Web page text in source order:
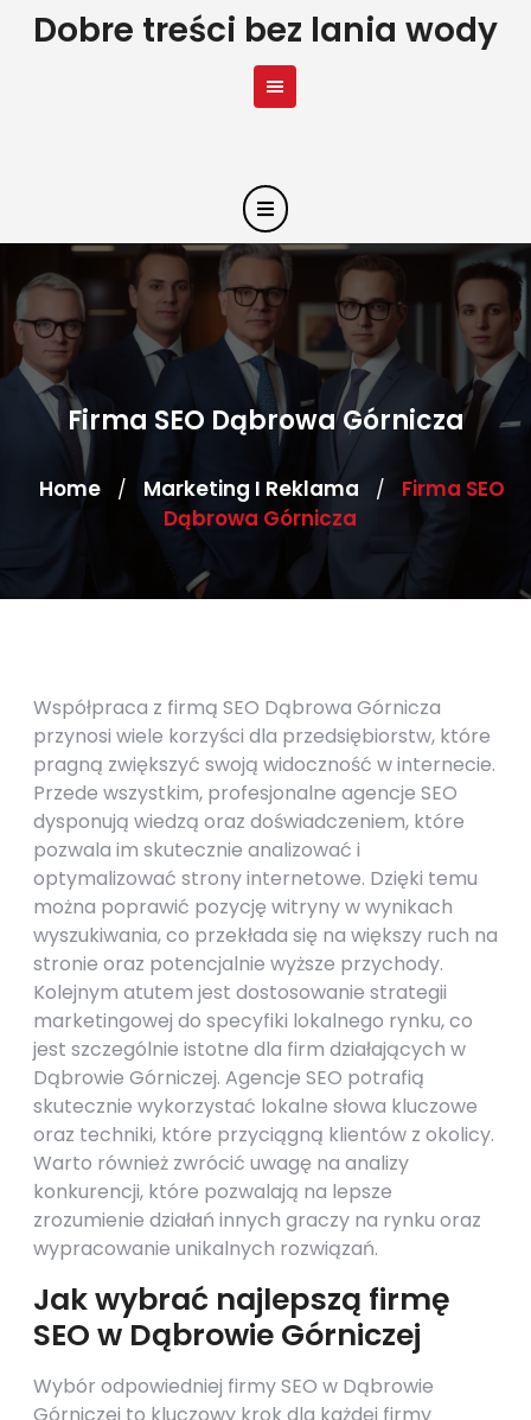
SkipDobre treści bez lania wody
Firma SEO Dąbrowa Górnicza
Home / Marketing I Reklama /
Firma SEO
Dąbrowa Górnicza
Współpraca z firmą SEO Dąbrowa Górnicza
przynosi wiele korzyści dla przedsiębiorstw, które
pragną zwiększyć swoją widoczność w internecie.
Przede wszystkim, profesjonalne agencje SEO
dysponują wiedzą oraz doświadczeniem, które
pozwala im skutecznie analizować i
optymalizować strony internetowe. Dzięki temu
można poprawić pozycję witryny w wynikach
wyszukiwania, co przekłada się na większy ruch na
stronie oraz potencjalnie wyższe przychody.
Kolejnym atutem jest dostosowanie strategii
marketingowej do specyfiki lokalnego rynku, co
jest szczególnie istotne dla firm działających w
Dąbrowie Górniczej. Agencje SEO potrafią
skutecznie wykorzystać lokalne słowa kluczowe
oraz techniki, które przyciągną klientów z okolicy.
Warto również zwrócić uwagę na analizy
konkurencji, które pozwalają na lepsze
zrozumienie działań innych graczy na rynku oraz
wypracowanie unikalnych rozwiązań.
Jak wybrać najlepszą firmę
SEO w Dąbrowie Górniczej
Wybór odpowiedniej firmy SEO w Dąbrowie